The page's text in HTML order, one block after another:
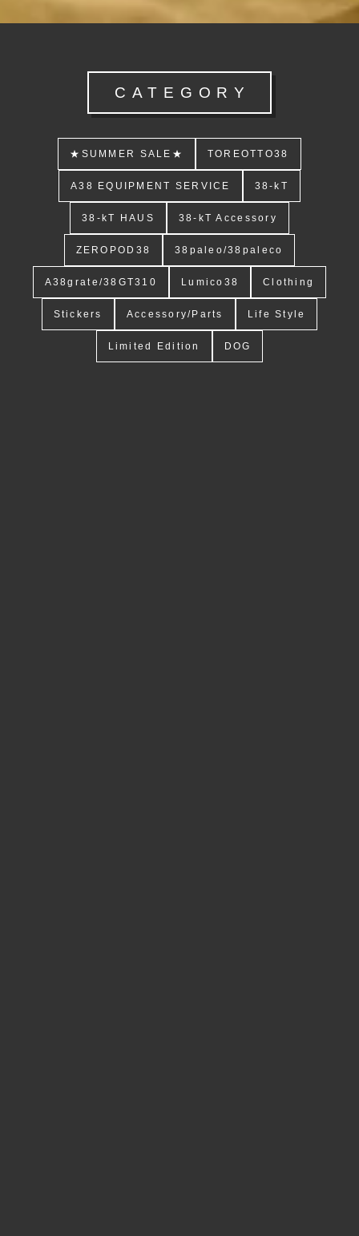
CATEGORY
★SUMMER SALE★ TOREOTTO38
A38 EQUIPMENT SERVICE 38-kT
38-kT HAUS 38-kT Accessory
ZEROPOD38 38paleo/38paleco
A38grate/38GT310 Lumico38 Clothing
Stickers Accessory/Parts Life Style
Limited Edition DOG